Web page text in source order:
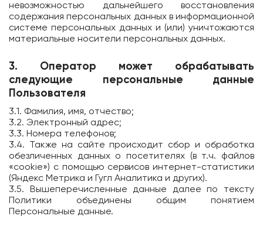
невозможностью дальнейшего восстановления
содержания персональных данных в информационной
системе персональных данных и (или) уничтожаются
материальные носители персональных данных.
3. Оператор может обрабатывать
следующие персональные данные
Пользователя
3.1. Фамилия, имя, отчество;
3.2. Электронный адрес;
3.3. Номера телефонов;
3.4. Также на сайте происходит сбор и обработка
обезличенных данных о посетителях (в т.ч. файлов
«cookie») с помощью сервисов интернет-статистики
(Яндекс Метрика и Гугл Аналитика и других).
3.5. Вышеперечисленные данные далее по тексту
Политики объединены общим понятием
Персональные данные.